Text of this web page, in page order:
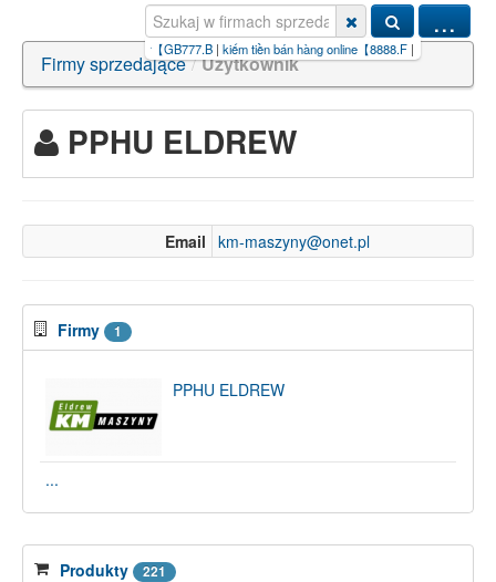
...
link+slot+thailand+gacor【GB777.B|kiếm tiền bán hàng online【8888.F|
Firmy sprzedające / Użytkownik
PPHU ELDREW
Email km-maszyny@onet.pl
Firmy 1
PPHU ELDREW
...
Produkty 221